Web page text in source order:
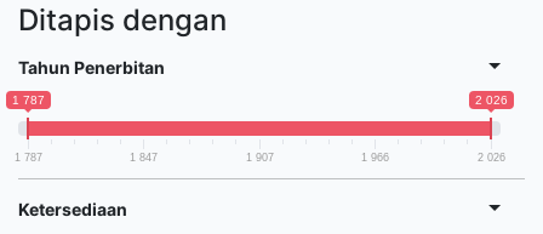
Ditapis dengan
Tahun Penerbitan
1 787 2 026
1 787 1 847 1 907 1 966 2 026
Ketersediaan